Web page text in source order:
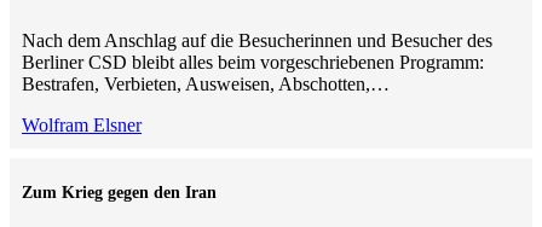
Nach dem Anschlag auf die Besucherinnen und Besucher des
Berliner CSD bleibt alles beim vorgeschriebenen Programm:
Bestrafen, Verbieten, Ausweisen, Abschotten,…
Wolfram Elsner
Zum Krieg gegen den Iran